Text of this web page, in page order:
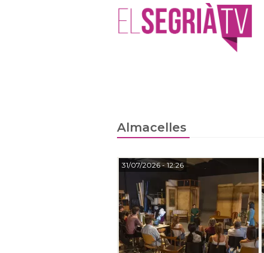
Almacelles
31/07/2026- 12:26